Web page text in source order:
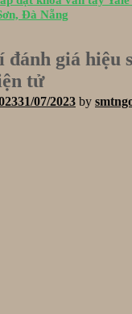
Đà Nẵng
đánh giá hiệu
tử
31/07/2023 by